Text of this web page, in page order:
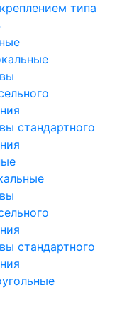
типа
стандартного
стандартного